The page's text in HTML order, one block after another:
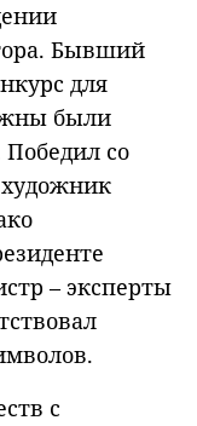
Бывший
для
были
со
– эксперты
с